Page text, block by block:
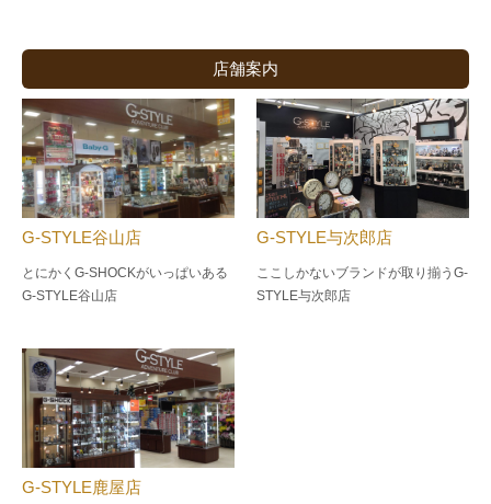
店舗案内
G-STYLE谷山店
とにかくG-SHOCKがいっぱいある
G-STYLE谷山店
G-STYLE与次郎店
ここしかないブランドが取り揃うG-
STYLE与次郎店
G-STYLE鹿屋店